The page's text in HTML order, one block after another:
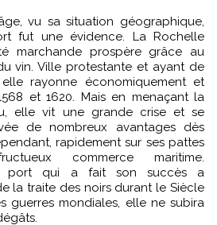
vu sa situation géographique,
fut une évidence. La Rochelle
marchande prospère grâce au
vin. Ville protestante et ayant de
rayonne économiquement et
et 1620. Mais en menaçant la
elle vit une grande crise et se
de nombreux avantages dès
rapidement sur ses pattes
commerce maritime.
port qui a fait son succès a
la traite des noirs durant le Siècle
guerres mondiales, elle ne subira